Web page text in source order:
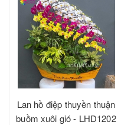
Lan hồ điệp thuyền thuận
buồm xuôi gió - LHD1202